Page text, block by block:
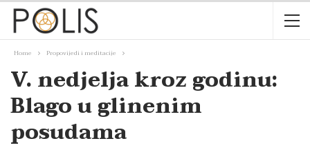
Home Propovijedi i meditacije
V. nedjelja kroz godinu:
Blago u glinenim
posudama